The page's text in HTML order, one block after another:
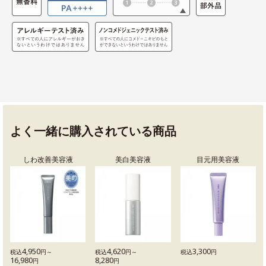
よく一緒に購入されている商品
しわ改善美容液
税込4,950円～
16,980円
美白美容液
税込4,620円～
8,280円
目元用美容液
税込3,300円